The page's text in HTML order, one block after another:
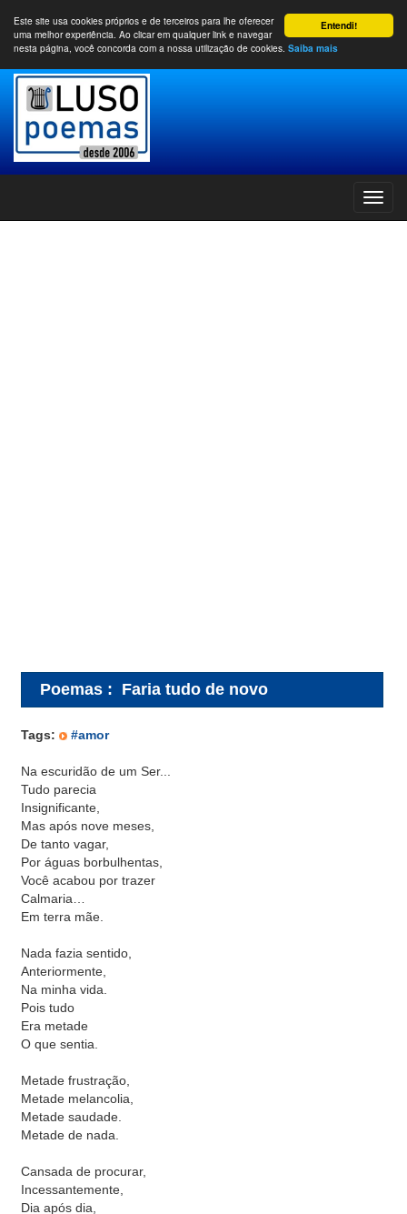
Entendi!
Este site usa cookies próprios e de terceiros para lhe oferecer
uma melhor experiência. Ao clicar em qualquer link e navegar
nesta página, você concorda com a nossa utilização de cookies. Saiba mais
Poemas : Faria tudo de novo
Tags: #amor
Na escuridão de um Ser...
Tudo parecia
Insignificante,
Mas após nove meses,
De tanto vagar,
Por águas borbulhentas,
Você acabou por trazer
Calmaria…
Em terra mãe.
Nada fazia sentido,
Anteriormente,
Na minha vida.
Pois tudo
Era metade
O que sentia.
Metade frustração,
Metade melancolia,
Metade saudade.
Metade de nada.
Cansada de procurar,
Incessantemente,
Dia após dia,